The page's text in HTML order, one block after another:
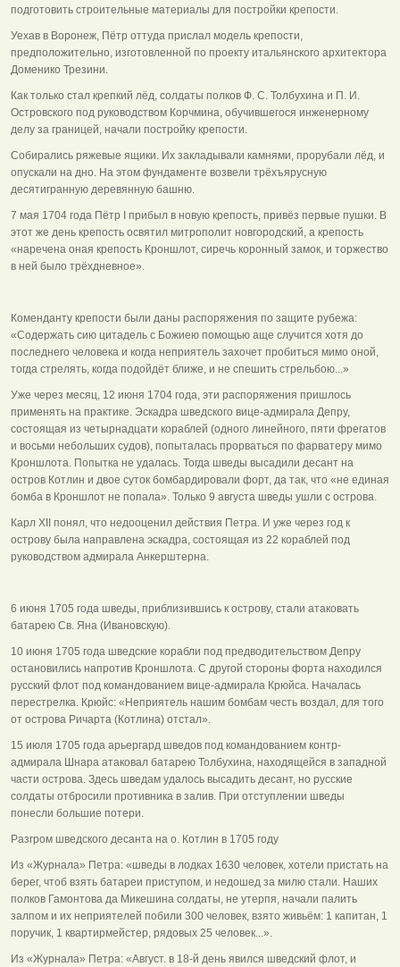
подготовить строительные материалы для постройки крепости.
Уехав в Воронеж, Пётр оттуда прислал модель крепости,
предположительно, изготовленной по проекту итальянского архитектора
Доменико Трезини.
Как только стал крепкий лёд, солдаты полков Ф. С. Толбухина и П. И.
Островского под руководством Корчмина, обучившегося инженерному
делу за границей, начали постройку крепости.
Собирались ряжевые ящики. Их закладывали камнями, прорубали лёд, и
опускали на дно. На этом фундаменте возвели трёхъярусную
десятигранную деревянную башню.
7 мая 1704 года Пётр I прибыл в новую крепость, привёз первые пушки. В
этот же день крепость освятил митрополит новгородский, а крепость
«наречена оная крепость Кроншлот, сиречь коронный замок, и торжество
в ней было трёхдневное».
Коменданту крепости были даны распоряжения по защите рубежа:
«Содержать сию цитадель с Божиею помощью аще случится хотя до
последнего человека и когда неприятель захочет пробиться мимо оной,
тогда стрелять, когда подойдёт ближе, и не спешить стрельбою...»
Уже через месяц, 12 июня 1704 года, эти распоряжения пришлось
применять на практике. Эскадра шведского вице-адмирала Депру,
состоящая из четырнадцати кораблей (одного линейного, пяти фрегатов
и восьми небольших судов), попыталась прорваться по фарватеру мимо
Кроншлота. Попытка не удалась. Тогда шведы высадили десант на
остров Котлин и двое суток бомбардировали форт, да так, что «не единая
бомба в Кроншлот не попала». Только 9 августа шведы ушли с острова.
Карл XII понял, что недооценил действия Петра. И уже через год к
острову была направлена эскадра, состоящая из 22 кораблей под
руководством адмирала Анкерштерна.
6 июня 1705 года шведы, приблизившись к острову, стали атаковать
батарею Св. Яна (Ивановскую).
10 июня 1705 года шведские корабли под предводительством Депру
остановились напротив Кроншлота. С другой стороны форта находился
русский флот под командованием вице-адмирала Крюйса. Началась
перестрелка. Крюйс: «Неприятель нашим бомбам честь воздал, для того
от острова Ричарта (Котлина) отстал».
15 июля 1705 года арьергард шведов под командованием контр-
адмирала Шнара атаковал батарею Толбухина, находящейся в западной
части острова. Здесь шведам удалось высадить десант, но русские
солдаты отбросили противника в залив. При отступлении шведы
понесли большие потери.
Разгром шведского десанта на о. Котлин в 1705 году
Из «Журнала» Петра: «шведы в лодках 1630 человек, хотели пристать на
берег, чтоб взять батареи приступом, и недошед за милю стали. Наших
полков Гамонтова да Микешина солдаты, не утерпя, начали палить
залпом и их неприятелей побили 300 человек, взято живьём: 1 капитан, 1
поручик, 1 квартирмейстер, рядовых 25 человек...».
Из «Журнала» Петра: «Август. в 18-й день явился шведский флот, и